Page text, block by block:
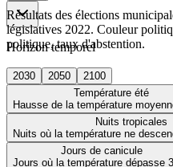
Horizon temporel
2030 2050
2100
Température été
Hausse de la température
Nuits tropicales
Nuits où la température ne
Jours de canicule
Jours où la température dépasse
Résultats des élections
législatives 2022. Couleur
politique, taux d'abstention.